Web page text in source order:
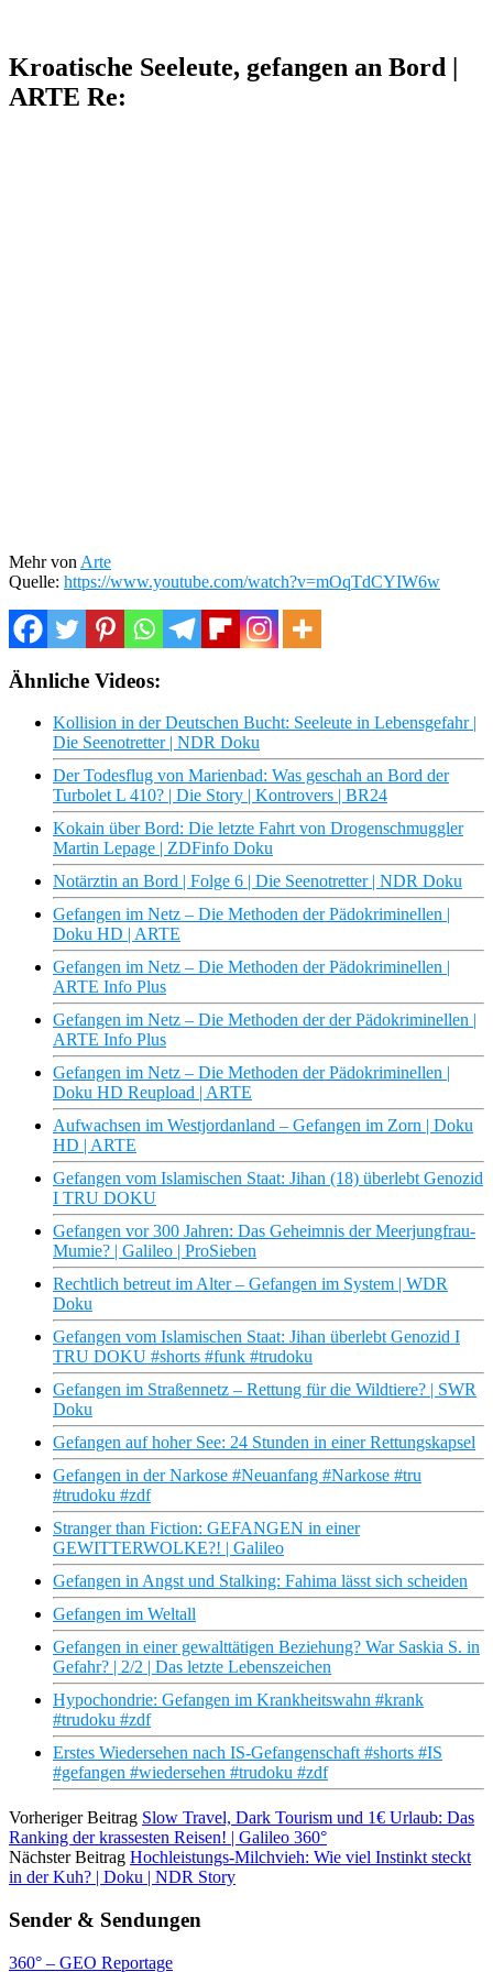
Kroatische Seeleute, gefangen an Bord |
ARTE Re:
Mehr von Arte
Quelle: https://www.youtube.com/watch?v=mOqTdCYIW6w
Ähnliche Videos:
Kollision in der Deutschen Bucht: Seeleute in Lebensgefahr |
Die Seenotretter | NDR Doku
Der Todesflug von Marienbad: Was geschah an Bord der
Turbolet L 410? | Die Story | Kontrovers | BR24
Kokain über Bord: Die letzte Fahrt von Drogenschmuggler
Martin Lepage | ZDFinfo Doku
Notärztin an Bord | Folge 6 | Die Seenotretter | NDR Doku
Gefangen im Netz – Die Methoden der Pädokriminellen |
Doku HD | ARTE
Gefangen im Netz – Die Methoden der Pädokriminellen |
ARTE Info Plus
Gefangen im Netz – Die Methoden der der Pädokriminellen |
ARTE Info Plus
Gefangen im Netz – Die Methoden der Pädokriminellen |
Doku HD Reupload | ARTE
Aufwachsen im Westjordanland – Gefangen im Zorn | Doku
HD | ARTE
Gefangen vom Islamischen Staat: Jihan (18) überlebt Genozid
I TRU DOKU
Gefangen vor 300 Jahren: Das Geheimnis der Meerjungfrau-
Mumie? | Galileo | ProSieben
Rechtlich betreut im Alter – Gefangen im System | WDR
Doku
Gefangen vom Islamischen Staat: Jihan überlebt Genozid I
TRU DOKU #shorts #funk #trudoku
Gefangen im Straßennetz – Rettung für die Wildtiere? | SWR
Doku
Gefangen auf hoher See: 24 Stunden in einer Rettungskapsel
Gefangen in der Narkose #Neuanfang #Narkose #tru
#trudoku #zdf
Stranger than Fiction: GEFANGEN in einer
GEWITTERWOLKE?! | Galileo
Gefangen in Angst und Stalking: Fahima lässt sich scheiden
Gefangen im Weltall
Gefangen in einer gewalttätigen Beziehung? War Saskia S. in
Gefahr? | 2/2 | Das letzte Lebenszeichen
Hypochondrie: Gefangen im Krankheitswahn #krank
#trudoku #zdf
Erstes Wiedersehen nach IS-Gefangenschaft #shorts #IS
#gefangen #wiedersehen #trudoku #zdf
Vorheriger Beitrag Slow Travel, Dark Tourism und 1€ Urlaub: Das
Ranking der krassesten Reisen! | Galileo 360°
Nächster Beitrag Hochleistungs-Milchvieh: Wie viel Instinkt steckt
in der Kuh? | Doku | NDR Story
Sender & Sendungen
360° – GEO Reportage